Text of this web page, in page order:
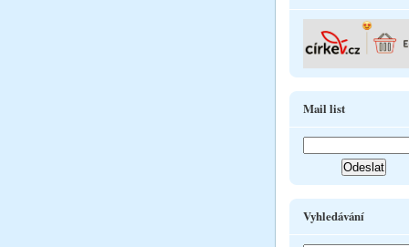
Mail list
Vyhledávání